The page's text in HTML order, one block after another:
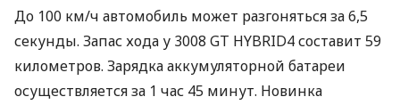
До 100 км/ч автомобиль может разгоняться за 6,5
секунды. Запас хода у 3008 GT HYBRID4 составит 59
километров. Зарядка аккумуляторной батареи
осуществляется за 1 час 45 минут. Новинка